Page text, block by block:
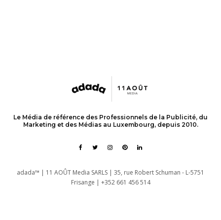
Le Média de référence des Professionnels de la Publicité, du
Marketing et des Médias au Luxembourg, depuis 2010.
adada™ | 11 AOÛT Media SARLS | 35, rue Robert Schuman - L-5751
Frisange | +352 661 456 514